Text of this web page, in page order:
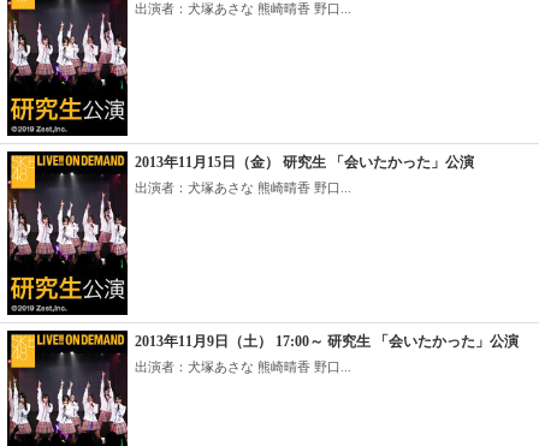
出演者：犬塚あさな 熊崎晴香 野口...
2013年11月15日（金） 研究生 「会いたかった」公演
出演者：犬塚あさな 熊崎晴香 野口...
2013年11月9日（土） 17:00～ 研究生 「会いたかった」公演
出演者：犬塚あさな 熊崎晴香 野口...